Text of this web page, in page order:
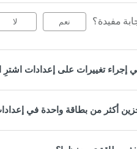
مفيدة؟ نعم لا
تغييرات على إعدادات اشترِ
أكثر من بطاقة واحدة في